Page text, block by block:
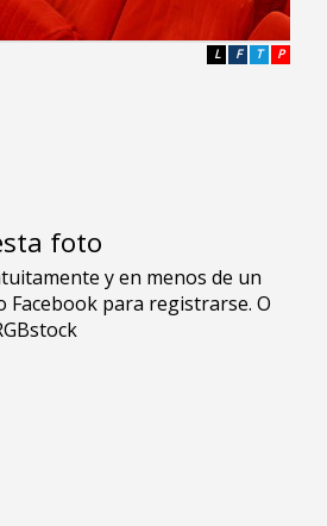
P
T
F
L
foto